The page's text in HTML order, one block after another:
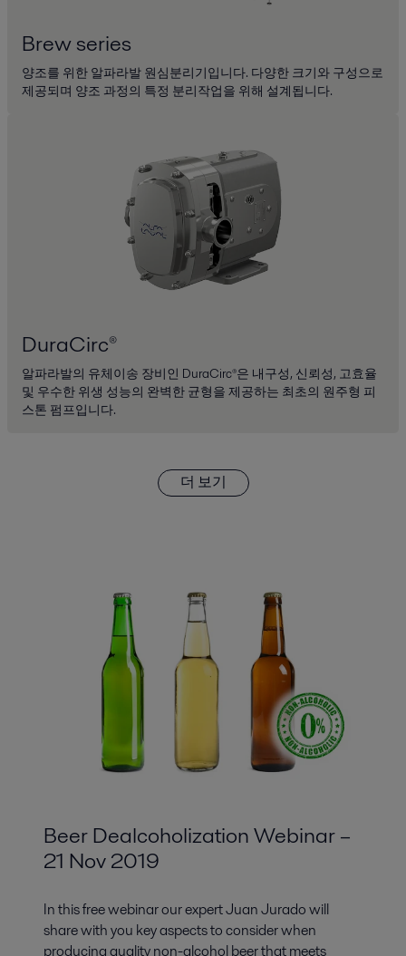
Brew series
양조를 위한 알파라발 원심분리기입니다. 다양한 크기와 구성으로
제공되며 양조 과정의 특정 분리작업을 위해 설계됩니다.
DuraCirc®
알파라발의 유체이송 장비인 DuraCirc®은 내구성, 신뢰성, 고효율
및 우수한 위생 성능의 완벽한 균형을 제공하는 최초의 원주형 피
스톤 펌프입니다.
더 보기
Beer Dealcoholization Webinar –
21 Nov 2019
In this free webinar our expert Juan Jurado will
share with you key aspects to consider when
producing quality non-alcohol beer that meets